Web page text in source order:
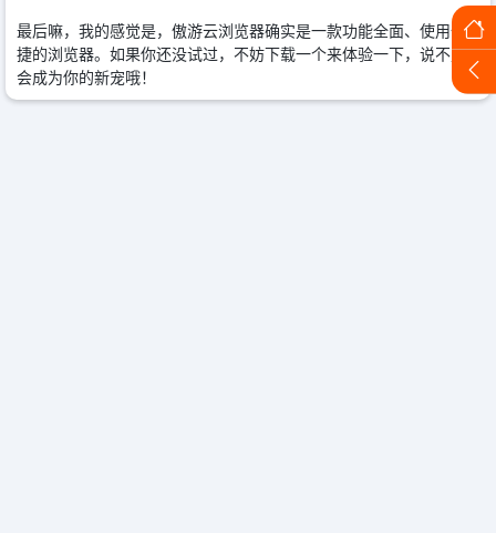
最后嘛，我的感觉是，傲游云浏览器确实是一款功能全面、使用便
捷的浏览器。如果你还没试过，不妨下载一个来体验一下，说不定
会成为你的新宠哦！